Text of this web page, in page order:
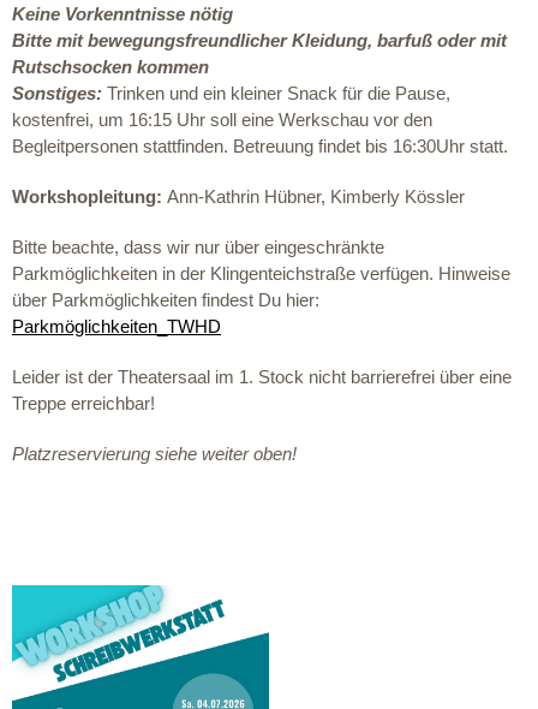
Keine Vorkenntnisse nötig
Bitte mit bewegungsfreundlicher Kleidung, barfuß oder mit
Rutschsocken kommen
Sonstiges: Trinken und ein kleiner Snack für die Pause,
kostenfrei, um 16:15 Uhr soll eine Werkschau vor den
Begleitpersonen stattfinden. Betreuung findet bis 16:30Uhr statt.
Workshopleitung: Ann-Kathrin Hübner, Kimberly Kössler
Bitte beachte, dass wir nur über eingeschränkte
Parkmöglichkeiten in der Klingenteichstraße verfügen. Hinweise
über Parkmöglichkeiten findest Du hier:
Parkmöglichkeiten_TWHD
Leider ist der Theatersaal im 1. Stock nicht barrierefrei über eine
Treppe erreichbar!
Platzreservierung siehe weiter oben!